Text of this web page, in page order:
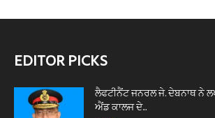
EDITOR PICKS
ਲੈਫਟੀਨੈਂਟ ਜਨਰਲ ਜੇ. ਦੇਬਨਾਥ ਨੇ
ਐਂਡ ਕਾਲਜ ਦੇ...